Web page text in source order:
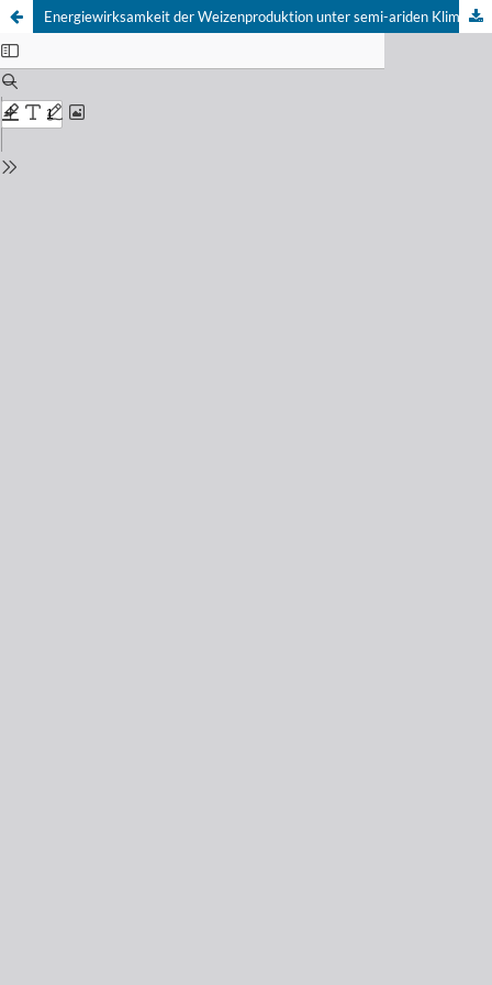
Energiewirksamkeit der Weizenproduktion unter semi-ariden Klimabedingungen